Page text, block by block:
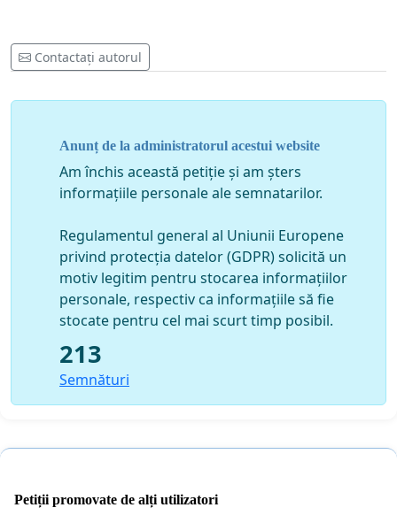
Igazgatóság a2012
polgármesteri hivatal honlapján, hogy benyújtotta a
kérelmet az„Összekötő híd a Maros folyó fölött a
Marosvásárrhely-i Környezetvédelmi Ügynökségnél a
környezeti engedély megszerzésére
kötné össze a Maros utcával, lásd alégi felvételt
amelyet a polgármesteri hivatal leadott a Maros Megyei
Környezetvédelmi Ügynökségen.
A Marosvásárhely-i Környezetvédelmi Ügynökség
kérésére a polgármesteri hivatal leadta a Jelentést a
hatástanulmányról a polgármesteri hivatal
székhelyén lessz, (Győzelem tér 3 szám) 2013 október
3-án a 45-ös teremben.
(por),vegyi anyagok, valamint a
Contactați autorul
Anunț de la administratorul acestui website
Am închis această petiție și am șters
informațiile personale ale semnatarilor.
Regulamentul general al Uniunii Europene
privind protecția datelor (GDPR) solicită un
motiv legitim pentru stocarea informațiilor
personale, respectiv ca informațiile să fie
stocate pentru cel mai scurt timp posibil.
213
Semnături
Petiții promovate de alți utilizatori